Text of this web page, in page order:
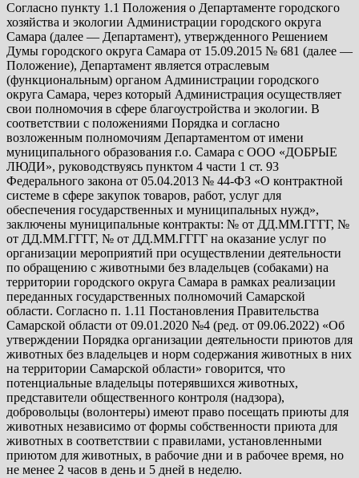
Согласно пункту 1.1 Положения о Департаменте городского
хозяйства и экологии Администрации городского округа
Самара (далее — Департамент), утвержденного Решением
Думы городского округа Самара от 15.09.2015 № 681 (далее —
Положение), Департамент является отраслевым
(функциональным) органом Администрации городского
округа Самара, через который Администрация осуществляет
свои полномочия в сфере благоустройства и экологии. В
соответствии с положениями Порядка и согласно
возложенным полномочиям Департаментом от имени
муниципального образования г.о. Самара с ООО «ДОБРЫЕ
ЛЮДИ», руководствуясь пунктом 4 части 1 ст. 93
Федерального закона от 05.04.2013 № 44-ФЗ «О контрактной
системе в сфере закупок товаров, работ, услуг для
обеспечения государственных и муниципальных нужд»,
заключены муниципальные контракты: № от ДД.ММ.ГГГГ, №
от ДД.ММ.ГГГГ, № от ДД.ММ.ГГГГ на оказание услуг по
организации мероприятий при осуществлении деятельности
по обращению с животными без владельцев (собаками) на
территории городского округа Самара в рамках реализации
переданных государственных полномочий Самарской
области. Согласно п. 1.11 Постановления Правительства
Самарской области от 09.01.2020 №4 (ред. от 09.06.2022) «Об
утверждении Порядка организации деятельности приютов для
животных без владельцев и норм содержания животных в них
на территории Самарской области» говорится, что
потенциальные владельцы потерявшихся животных,
представители общественного контроля (надзора),
добровольцы (волонтеры) имеют право посещать приюты для
животных независимо от формы собственности приюта для
животных в соответствии с правилами, установленными
приютом для животных, в рабочие дни и в рабочее время, но
не менее 2 часов в день и 5 дней в неделю.